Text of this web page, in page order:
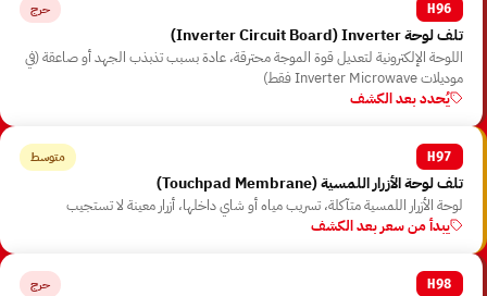
H96 حرج
تلف لوحة Inverter ⁨(Inverter Circuit Board)⁩
اللوحة الإلكترونية لتعديل قوة الموجة محترقة، عادة بسبب تذبذب الجهد أو صاعقة ⁨(في
موديلات Inverter Microwave فقط)⁩
يُحدد بعد الكشف
H97 متوسط
تلف لوحة الأزرار اللمسية ⁨(Touchpad Membrane)⁩
لوحة الأزرار اللمسية متآكلة، تسريب مياه أو شاي داخلها، أزرار معينة لا تستجيب
يبدأ من سعر بعد الكشف
H98 حرج